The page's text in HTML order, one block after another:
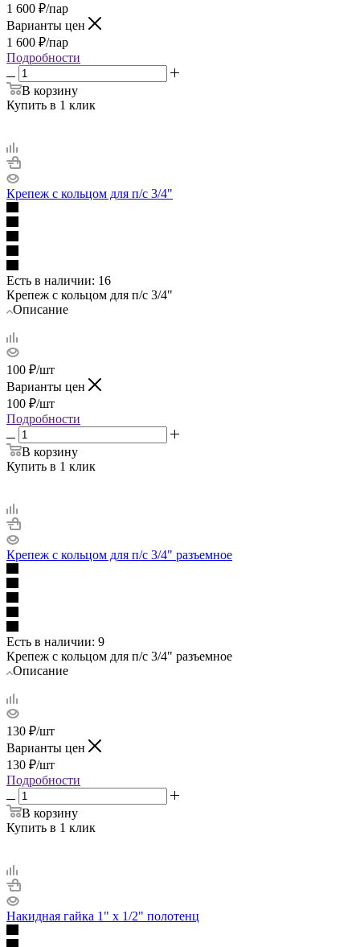
1 600 ₽/пар
Варианты цен
1 600 ₽/пар
Подробности
В корзину
Купить в 1 клик
Крепеж с кольцом для п/с 3/4"
Есть в наличии: 16
Крепеж с кольцом для п/с 3/4"
Описание
100 ₽/шт
Варианты цен
100 ₽/шт
Подробности
В корзину
Купить в 1 клик
Крепеж с кольцом для п/с 3/4" разъемное
Есть в наличии: 9
Крепеж с кольцом для п/с 3/4" разъемное
Описание
130 ₽/шт
Варианты цен
130 ₽/шт
Подробности
В корзину
Купить в 1 клик
Накидная гайка 1" х 1/2" полотенц